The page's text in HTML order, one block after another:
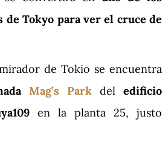
Tokyo para ver el cruce de
de Tokio se encuentra
Mag’s Park del edificio
en la planta 25, justo